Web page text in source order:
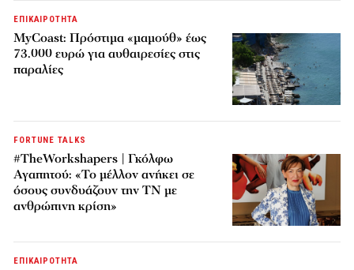
ΕΠΙΚΑΙΡΟΤΗΤΑ
MyCoast: Πρόστιμα «μαμούθ» έως
73.000 ευρώ για αυθαιρεσίες στις
παραλίες
FORTUNE TALKS
#TheWorkshapers | Γκόλφω
Αγαπητού: «Το μέλλον ανήκει σε
όσους συνδυάζουν την ΤΝ με
ανθρώπινη κρίση»
ΕΠΙΚΑΙΡΟΤΗΤΑ